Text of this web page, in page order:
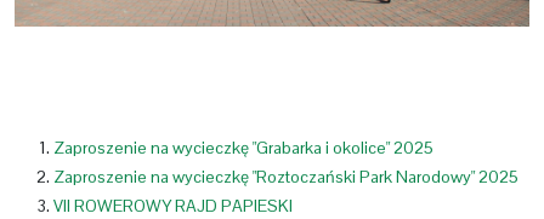
Zaproszenie na wycieczkę "Grabarka i okolice" 2025
Zaproszenie na wycieczkę "Roztoczański Park Narodowy" 2025
VII ROWEROWY RAJD PAPIESKI